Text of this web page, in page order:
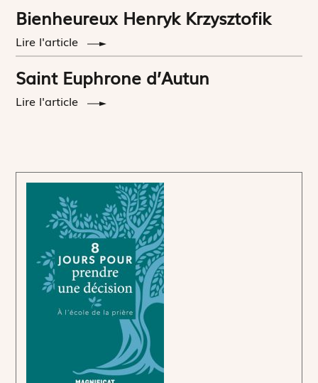
Bienheureux Henryk Krzysztofik
Lire l'article
Saint Euphrone d’Autun
Lire l'article